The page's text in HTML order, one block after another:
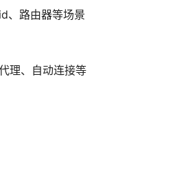
、路由器等场景
理、自动连接等